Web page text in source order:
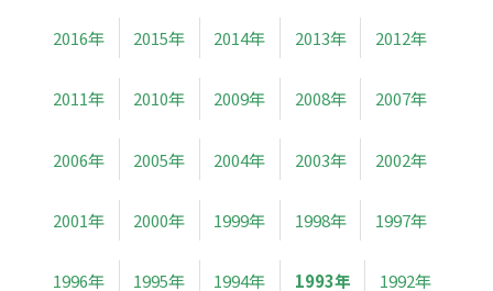
2016年 2015年 2014年 2013年 2012年
2011年 2010年 2009年 2008年 2007年
2006年 2005年 2004年 2003年 2002年
2001年 2000年 1999年 1998年 1997年
1996年 1995年 1994年 1993年 1992年